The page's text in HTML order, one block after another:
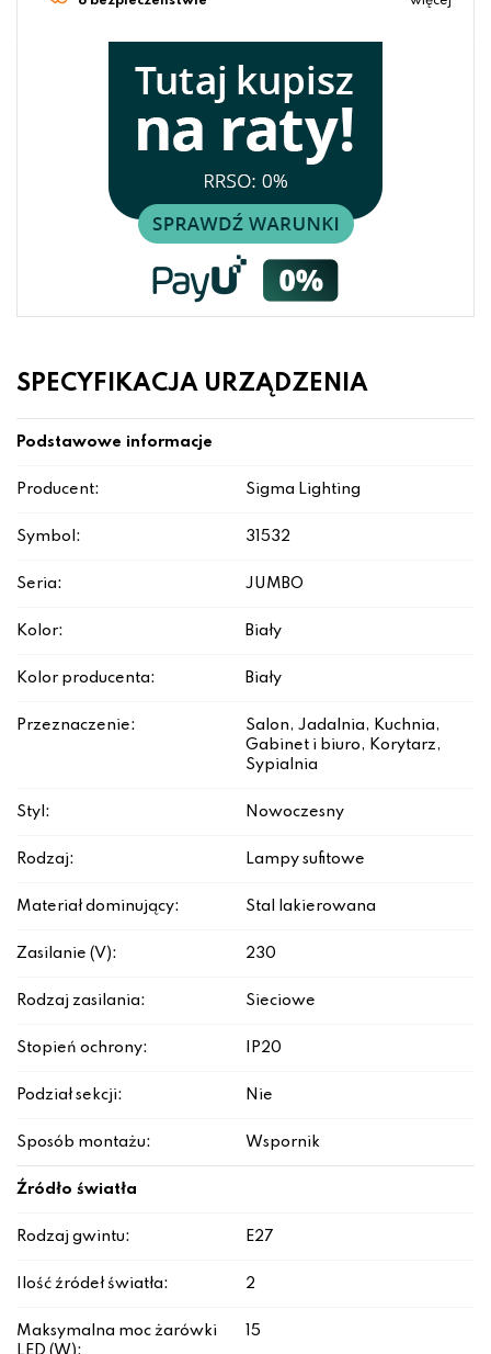
SPECYFIKACJA URZĄDZENIA
Podstawowe informacje
Producent: Sigma Lighting
Symbol: 31532
Seria: JUMBO
Kolor: Biały
Kolor producenta: Biały
Przeznaczenie:
Salon, Jadalnia, Kuchnia,
Gabinet i biuro, Korytarz,
Sypialnia
Styl: Nowoczesny
Rodzaj: Lampy sufitowe
Materiał dominujący: Stal lakierowana
Zasilanie (V): 230
Rodzaj zasilania: Sieciowe
Stopień ochrony: IP20
Podział sekcji: Nie
Sposób montażu: Wspornik
Źródło światła
Rodzaj gwintu: E27
Ilość źródeł światła: 2
Maksymalna moc żarówki
15